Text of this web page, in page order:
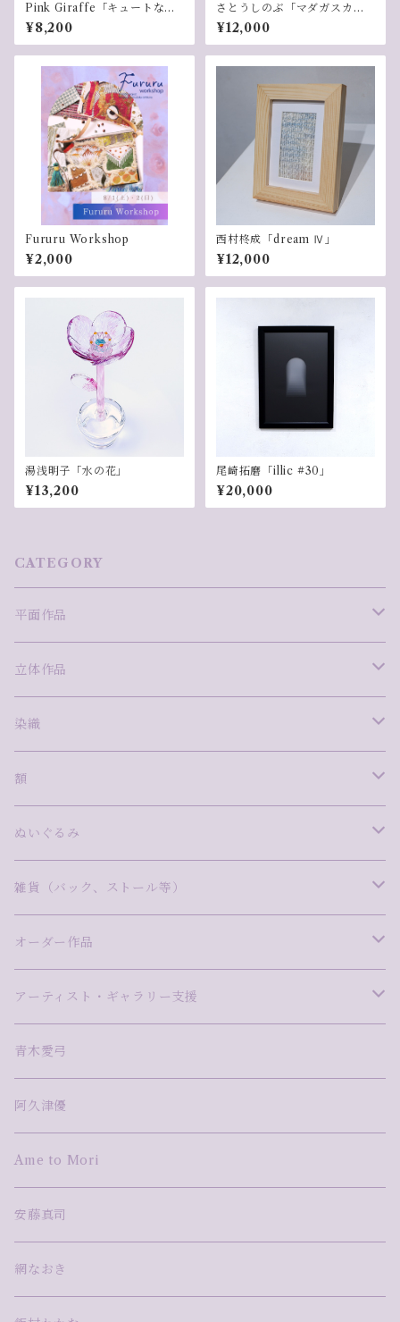
Pink Giraffe「キュートなキ
ツネ(卵色）」
¥8,200
さとうしのぶ「マダガスカル
を想う」
¥12,000
Fururu Workshop
¥2,000
西村柊成「dream Ⅳ」
¥12,000
湯浅明子「水の花」
¥13,200
尾崎拓磨「illic #30」
¥20,000
CATEGORY
平面作品
版画
安藤真司
岩田圭音
ミクストメディア
ima
尾崎拓磨
絵画
青木愛弓
今泉敦子
写真
NaNaHa
松本健二
漆
久保万理子
網なおき
モザイク
小林真理江
切り絵
河野耕平
立体作品
ガラス
泉澤千景
沖中彩花
藤田えみ
湯浅明子
陶
Ame to Mori
飯村わかな
磁器
ステンドグラス
尾崎雅子
木彫
阿久津優
デジタル×立体
森田悠揮
mixed media
TAKU NISHIMURA
鋳金
河野太郎
蓮本南欧
染織
西村柊成
藤田望愛
額
WAM FRAME INFINITY
ぬいぐるみ
Pink Giraffe（ピンクジラフ）
雑貨（バック、ストール等）
バック
ストール
オーダー作品
Pink-Giraffe
アーティスト・ギャラリー支援
アーティスト・ギャラリー支援
青木愛弓
阿久津優
Ame to Mori
安藤真司
網なおき